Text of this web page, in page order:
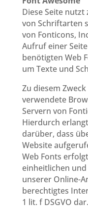
Diese Seite
von Schriftarten
von Fonticons,
Aufruf einer
benötigten Web
um Texte und
Zu diesem
verwendete
Servern von
Hierdurch
darüber, dass
Website
Web Fonts
einheitlichen
unserer Online-
berechtigtes
1 lit. f DSGVO dar.